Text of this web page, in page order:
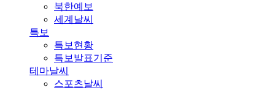
북한예보
세계날씨
특보
특보현황
특보발표기준
테마날씨
스포츠날씨